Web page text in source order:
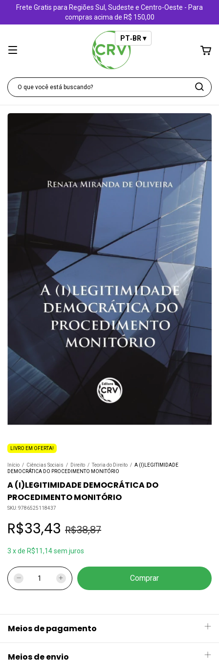
Frete Gratis para Regiões Sul, Sudeste e Centro-Oeste - Para
compras acima de R$ 150,00
PT‑BR ▾
LIVRO EM OFERTA!
Início / Ciências Sociais / Direito / Teoria do Direito / A (I)LEGITIMIDADE
DEMOCRÁTICA DO PROCEDIMENTO MONITÓRIO
A (I)LEGITIMIDADE DEMOCRÁTICA DO
PROCEDIMENTO MONITÓRIO
SKU:9786525118437
R$33,43 R$38,87
3 xde R$11,14sem juros
Meios de pagamento
Meios de envio